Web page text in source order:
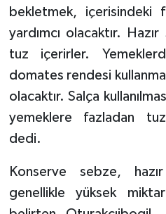
bekletmek, içerisindeki
yardımcı olacaktır.
tuz içerirler.
domates rendesi
olacaktır. Salça
yemeklere fazladan tuz
dedi.
Konserve sebze,
genellikle yüksek